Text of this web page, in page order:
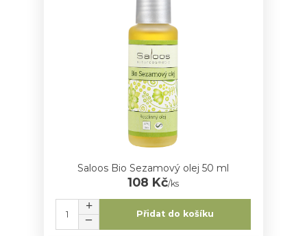
Saloos Bio Sezamový olej 50 ml
108 Kč/ks
Přidat do košíku